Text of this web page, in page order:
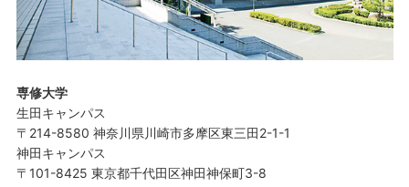
専修大学
生田キャンパス
〒214-8580 神奈川県川崎市多摩区東三田2-1-1
神田キャンパス
〒101-8425 東京都千代田区神田神保町3-8